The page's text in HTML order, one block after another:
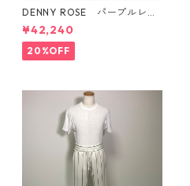
DENNY ROSE パープルレー
スジャケット イタリア製
¥42,240
20%OFF